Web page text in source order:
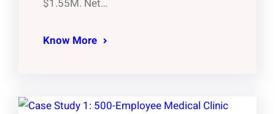
$1.55M. Net…
Know More